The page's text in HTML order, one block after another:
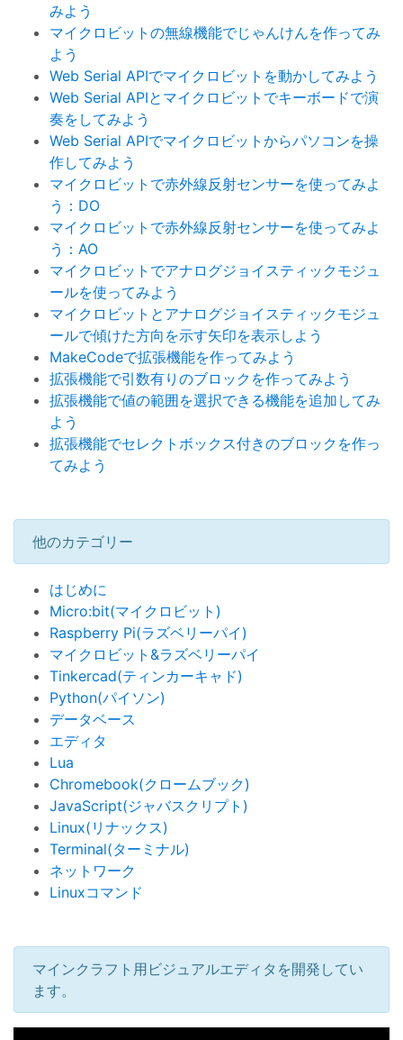
みよう
マイクロビットの無線機能でじゃんけんを作ってみ
よう
Web Serial APIでマイクロビットを動かしてみよう
Web Serial APIとマイクロビットでキーボードで演
奏をしてみよう
Web Serial APIでマイクロビットからパソコンを操
作してみよう
マイクロビットで赤外線反射センサーを使ってみよ
う：DO
マイクロビットで赤外線反射センサーを使ってみよ
う：AO
マイクロビットでアナログジョイスティックモジュ
ールを使ってみよう
マイクロビットとアナログジョイスティックモジュ
ールで傾けた方向を示す矢印を表示しよう
MakeCodeで拡張機能を作ってみよう
拡張機能で引数有りのブロックを作ってみよう
拡張機能で値の範囲を選択できる機能を追加してみ
よう
拡張機能でセレクトボックス付きのブロックを作っ
てみよう
他のカテゴリー
はじめに
Micro:bit(マイクロビット)
Raspberry Pi(ラズベリーパイ)
マイクロビット&ラズベリーパイ
Tinkercad(ティンカーキャド)
Python(パイソン)
データベース
エディタ
Lua
Chromebook(クロームブック)
JavaScript(ジャバスクリプト)
Linux(リナックス)
Terminal(ターミナル)
ネットワーク
Linuxコマンド
マインクラフト用ビジュアルエディタを開発してい
ます。